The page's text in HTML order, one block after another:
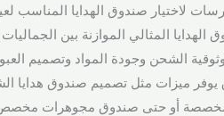
لاختيار صندوق الهدايا المناسب
المثالي الموازنة بين
الشحن وجودة المواد وتصميم
يوفر ميزات مثل تصميم صندوق هدايا
أو حتى صندوق مجوهرات مخصص